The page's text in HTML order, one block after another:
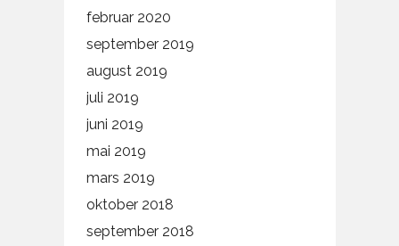
februar 2020
september 2019
august 2019
juli 2019
juni 2019
mai 2019
mars 2019
oktober 2018
september 2018